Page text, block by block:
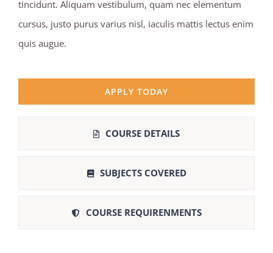
tincidunt. Aliquam vestibulum, quam nec elementum
cursus, justo purus varius nisl, iaculis mattis lectus enim
quis augue.
APPLY TODAY
COURSE DETAILS
SUBJECTS COVERED
COURSE REQUIRENMENTS